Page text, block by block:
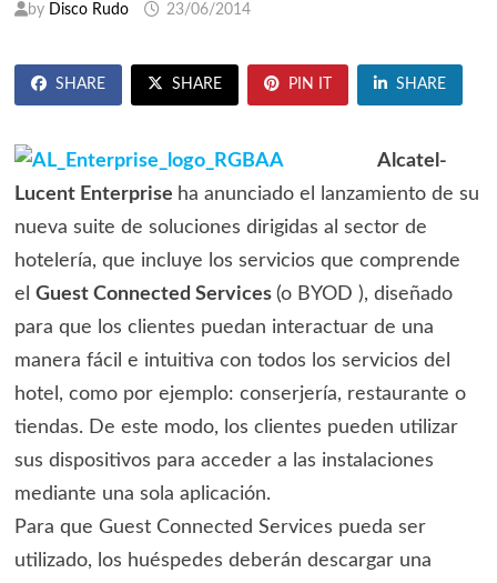
by Disco Rudo 23/06/2014
SHARE SHARE PIN IT SHARE
Alcatel-
Lucent Enterprise ha anunciado el lanzamiento de su
nueva suite de soluciones dirigidas al sector de
hotelería, que incluye los servicios que comprende
el Guest Connected Services (o BYOD ), diseñado
para que los clientes puedan interactuar de una
manera fácil e intuitiva con todos los servicios del
hotel, como por ejemplo: conserjería, restaurante o
tiendas. De este modo, los clientes pueden utilizar
sus dispositivos para acceder a las instalaciones
mediante una sola aplicación.
Para que Guest Connected Services pueda ser
utilizado, los huéspedes deberán descargar una